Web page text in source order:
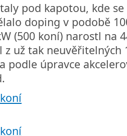
pod kapotou, kde
doping v podobě
(500 koní) narostl na
z už tak neuvěřitelných
podle úpravce